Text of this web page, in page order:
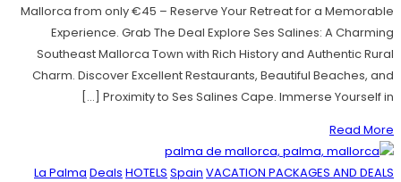
Mallorca from only €45 – Reserve Your Retreat for a Memorable
Experience. Grab The Deal Explore Ses Salines: A Charming
Southeast Mallorca Town with Rich History and Authentic Rural
Charm. Discover Excellent Restaurants, Beautiful Beaches, and
Proximity to Ses Salines Cape. Immerse Yourself in […]
Read More
La Palma Deals HOTELS Spain VACATION PACKAGES AND DEALS